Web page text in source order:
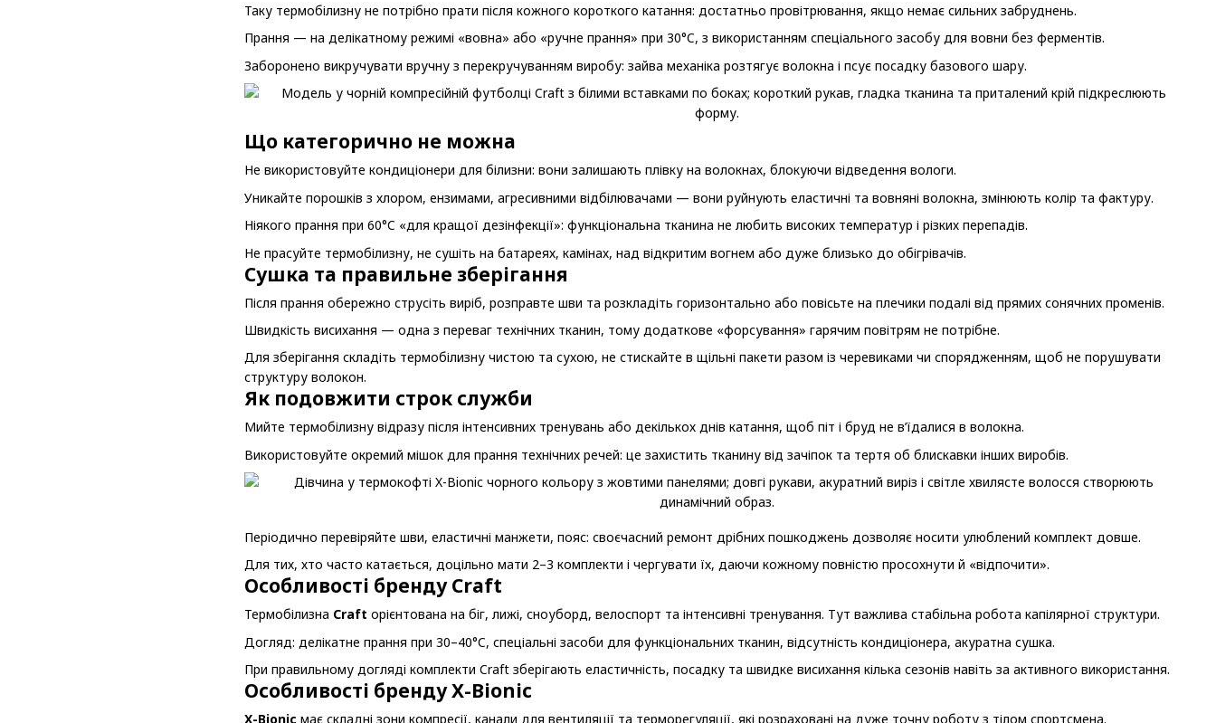
Таку термобілизну не потрібно прати після кожного короткого катання: достатньо провітрювання, якщо немає сильних забруднень.
Прання — на делікатному режимі «вовна» або «ручне прання» при 30°C, з використанням спеціального засобу для вовни без ферментів.
Заборонено викручувати вручну з перекручуванням виробу: зайва механіка розтягує волокна і псує посадку базового шару.
Що категорично не можна
Не використовуйте кондиціонери для білизни: вони залишають плівку на волокнах, блокуючи відведення вологи.
Уникайте порошків з хлором, ензимами, агресивними відбілювачами — вони руйнують еластичні та вовняні волокна, змінюють колір та фактуру.
Ніякого прання при 60°C «для кращої дезінфекції»: функціональна тканина не любить високих температур і різких перепадів.
Не прасуйте термобілизну, не сушіть на батареях, камінах, над відкритим вогнем або дуже близько до обігрівачів.
Сушка та правильне зберігання
Після прання обережно струсіть виріб, розправте шви та розкладіть горизонтально або повісьте на плечики подалі від прямих сонячних променів.
Швидкість висихання — одна з переваг технічних тканин, тому додаткове «форсування» гарячим повітрям не потрібне.
Для зберігання складіть термобілизну чистою та сухою, не стискайте в щільні пакети разом із черевиками чи спорядженням, щоб не порушувати
структуру волокон.
Як подовжити строк служби
Мийте термобілизну відразу після інтенсивних тренувань або декількох днів катання, щоб піт і бруд не в’їдалися в волокна.
Використовуйте окремий мішок для прання технічних речей: це захистить тканину від зачіпок та тертя об блискавки інших виробів.
Періодично перевіряйте шви, еластичні манжети, пояс: своєчасний ремонт дрібних пошкоджень дозволяє носити улюблений комплект довше.
Для тих, хто часто катається, доцільно мати 2–3 комплекти і чергувати їх, даючи кожному повністю просохнути й «відпочити».
Особливості бренду Craft
Термобілизна Craft орієнтована на біг, лижі, сноуборд, велоспорт та інтенсивні тренування. Тут важлива стабільна робота капілярної структури.
Догляд: делікатне прання при 30–40°C, спеціальні засоби для функціональних тканин, відсутність кондиціонера, акуратна сушка.
При правильному догляді комплекти Craft зберігають еластичність, посадку та швидке висихання кілька сезонів навіть за активного використання.
Особливості бренду X-Bionic
X-Bionic має складні зони компресії, канали для вентиляції та терморегуляції, які розраховані на дуже точну роботу з тілом спортсмена.